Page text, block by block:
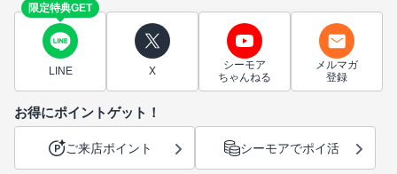
限定特典GET
LINE X
シーモア
ちゃんねる
メルマガ
登録
お得にポイントゲット！
ご来店ポイント シーモアでポイ活